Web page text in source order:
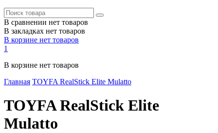
В сравнении нет товаров
В закладках нет товаров
В корзине нет товаров
1
В корзине нет товаров
Главная TOYFA RealStick Elite Mulatto
TOYFA RealStick Elite
Mulatto